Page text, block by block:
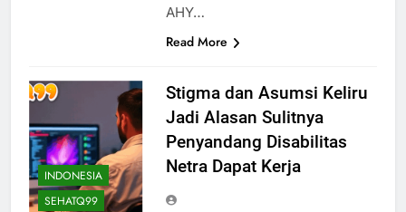
AHY…
Read More
INDONESIA
SEHATQ99
Stigma dan Asumsi Keliru
Jadi Alasan Sulitnya
Penyandang Disabilitas
Netra Dapat Kerja